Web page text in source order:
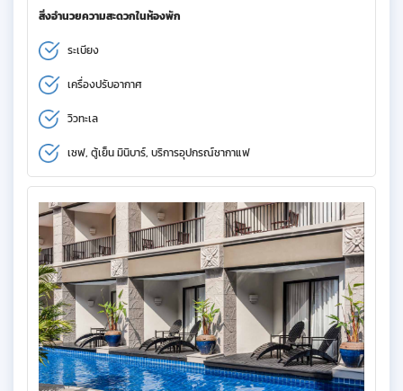
สิ่งอำนวยความสะดวกในห้องพัก
ระเบียง
เครื่องปรับอากาศ
วิวทะเล
เซฟ, ตู้เย็น มินิบาร์, บริการอุปกรณ์ชากาแฟ